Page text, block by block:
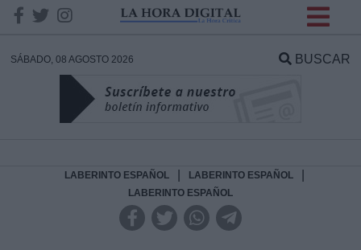
SÁBADO, 08 AGOSTO 2026 BUSCAR
LABERINTO ESPAÑOL LABERINTO ESPAÑOL
LABERINTO ESPAÑOL
DATOS
Responsable: